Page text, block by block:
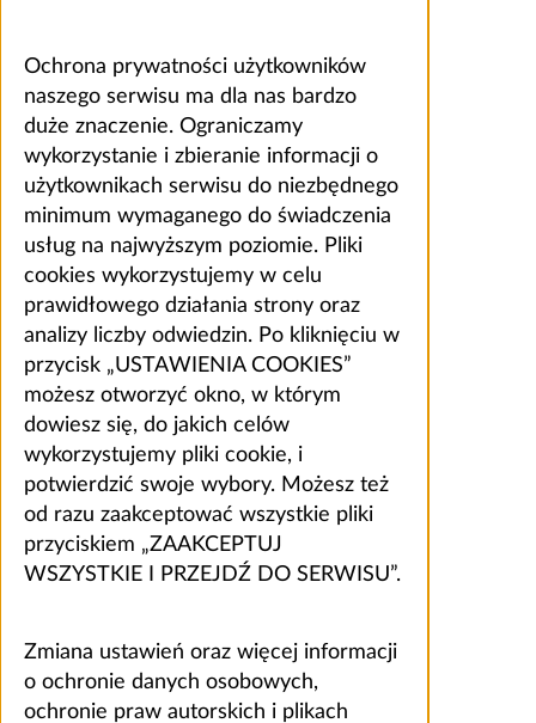
Ochrona prywatności użytkowników
naszego serwisu ma dla nas bardzo
duże znaczenie. Ograniczamy
wykorzystanie i zbieranie informacji o
użytkownikach serwisu do niezbędnego
minimum wymaganego do świadczenia
usług na najwyższym poziomie. Pliki
cookies wykorzystujemy w celu
prawidłowego działania strony oraz
analizy liczby odwiedzin. Po kliknięciu w
przycisk „USTAWIENIA COOKIES”
możesz otworzyć okno, w którym
dowiesz się, do jakich celów
wykorzystujemy pliki cookie, i
potwierdzić swoje wybory. Możesz też
od razu zaakceptować wszystkie pliki
przyciskiem „ZAAKCEPTUJ
WSZYSTKIE I PRZEJDŹ DO SERWISU”.
Zmiana ustawień oraz więcej informacji
o ochronie danych osobowych,
ochronie praw autorskich i plikach